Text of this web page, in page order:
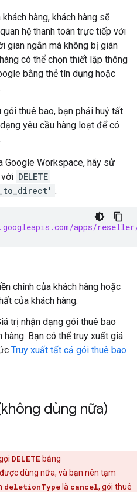
hàng, khách hàng sẽ
hệ thanh toán trực tiếp với
gian ngắn mà không bị gián
có thể chọn thiết lập thông
bằng thẻ tín dụng hoặc
gói thuê bao, bạn phải huỷ tất
yêu cầu hàng loạt để có
Google Workspace, hãy sử
DELETE
:
apps/
chính của khách hàng hoặc
của khách hàng.
trị nhận dạng gói thuê bao
hàng. Bạn có thể truy xuất giá
Truy xuất tất cả gói thuê bao
dùng nữa)
DELETE bằng
dùng nữa, và bạn nên tạm
deletionType là cancel, gói thuê